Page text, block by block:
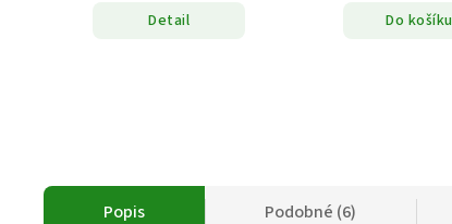
Detail Do košíku
Popis Podobné (6)